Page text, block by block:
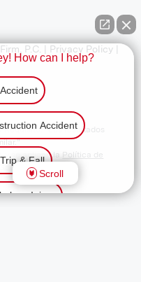
P.C. | Privacy Policy
"Los resultados
y se aplican la Política de
How can I help?
Accident
& Fall
Injury
Scroll